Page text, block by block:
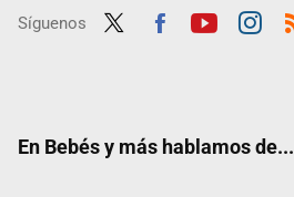
Síguenos
En Bebés y más hablamos de...